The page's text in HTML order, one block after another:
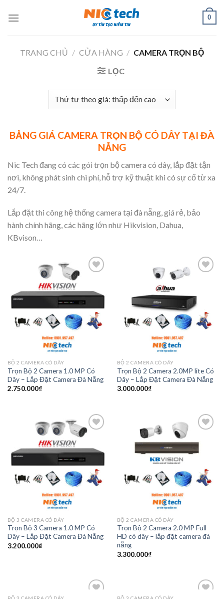
0
TRANG CHỦ / CỬA HÀNG / CAMERA TRỌN BỘ
LỌC
BẢNG GIÁ CAMERA TRỌN BỘ CÓ DÂY TẠI ĐÀ
NẴNG
Nic Tech đang có các gói trọn bộ camera có dây, lắp đặt tận
nơi, không phát sinh chi phí, hỗ trợ kỹ thuật khi có sự cố từ xa
24/7.
Lắp đặt thi công hệ thống camera tại đà nẵng, giá rẻ, bảo
hành chính hãng, các hãng lớn như Hikvision, Dahua,
KBvison…
BỘ 2 CAMERA CÓ DÂY
Trọn Bộ 2 Camera 1.0 MP Có
Dây – Lắp Đặt Camera Đà Nẵng
2.750.000₫
BỘ 2 CAMERA CÓ DÂY
Trọn Bộ 2 Camera 2.0MP lite Có
Dây – Lắp Đặt Camera Đà Nẵng
3.000.000₫
Add to
BỘ 3 CAMERA CÓ DÂY
Trọn Bộ 3 Camera 1.0 MP Có
Dây – Lắp Đặt Camera Đà Nẵng
3.200.000₫
Wishlist
BỘ 2 CAMERA CÓ DÂY
Trọn Bộ 2 Camera 2.0 MP Full
HD có dây – lắp đặt camera đà
nẵng
3.300.000₫